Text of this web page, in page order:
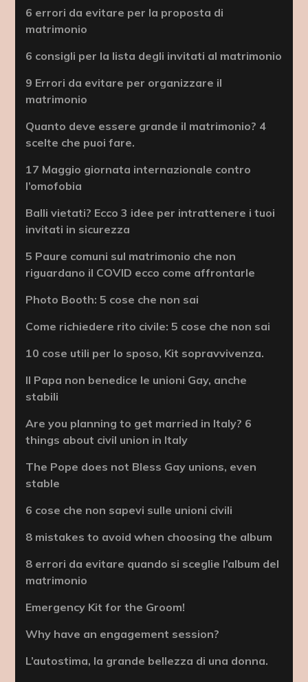
6 errori da evitare per la proposta di
matrimonio
6 consigli per la lista degli invitati al matrimonio
9 Errori da evitare per organizzare il
matrimonio
Quanto deve essere grande il matrimonio? 4
scelte che puoi fare.
17 Maggio giornata internazionale contro
l’omofobia
Balli vietati? Ecco 3 idee per intrattenere i tuoi
invitati in sicurezza
5 Paure comuni sul matrimonio che non
riguardano il COVID ecco come affrontarle
Photo Booth: 5 cose che non sai
Come richiedere rito civile: 5 cose che non sai
10 cose utili per lo sposo, Kit sopravvivenza.
Il Papa non benedice le unioni Gay, anche
stabili
Are you planning to get married in Italy? 6
things about civil union in Italy
The Pope does not Bless Gay unions, even
stable
6 cose che non sapevi sulle unioni civili
8 mistakes to avoid when choosing the album
8 errori da evitare quando si sceglie l’album del
matrimonio
Emergency Kit for the Groom!
Why have an engagement session?
L’autostima, la grande bellezza di una donna.